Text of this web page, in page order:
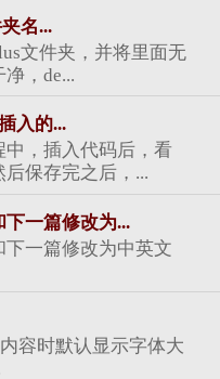
名...
文件夹，并将里面无
，de...
入的...
，插入代码后，看
保存完之后，...
一篇修改为...
一篇修改为中英文
容时默认显示字体大